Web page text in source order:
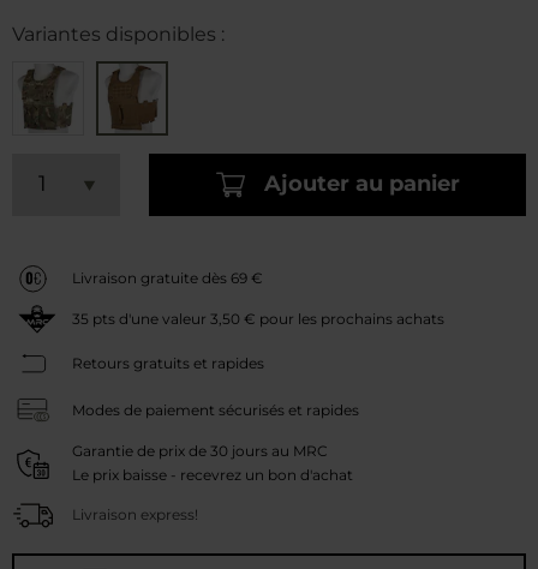
Variantes disponibles :
Ajouter au panier
Livraison gratuite dès 69 €
35 pts d'une valeur 3,50 € pour les prochains achats
Retours gratuits et rapides
Modes de paiement sécurisés et rapides
Garantie de prix de 30 jours au MRC
Le prix baisse - recevrez un bon d'achat
Livraison express!